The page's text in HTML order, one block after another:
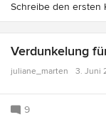
Schreibe den ersten
Verdunkelung
juliane_marten 3. Juni
9